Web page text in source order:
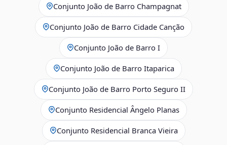
Conjunto João de Barro Champagnat
Conjunto João de Barro Cidade Canção
Conjunto João de Barro I
Conjunto João de Barro Itaparica
Conjunto João de Barro Porto Seguro II
Conjunto Residencial Ângelo Planas
Conjunto Residencial Branca Vieira